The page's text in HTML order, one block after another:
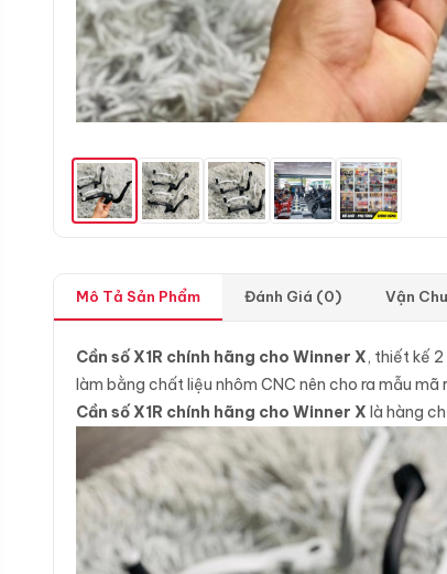
Mô Tả Sản Phẩm Đánh Giá (0) Vận
Cần số X1R chính hãng cho Winner X, thiết kế
làm bằng chất liệu nhôm CNC nên cho ra mẫu mã
Cần số X1R chính hãng cho Winner X là hàng